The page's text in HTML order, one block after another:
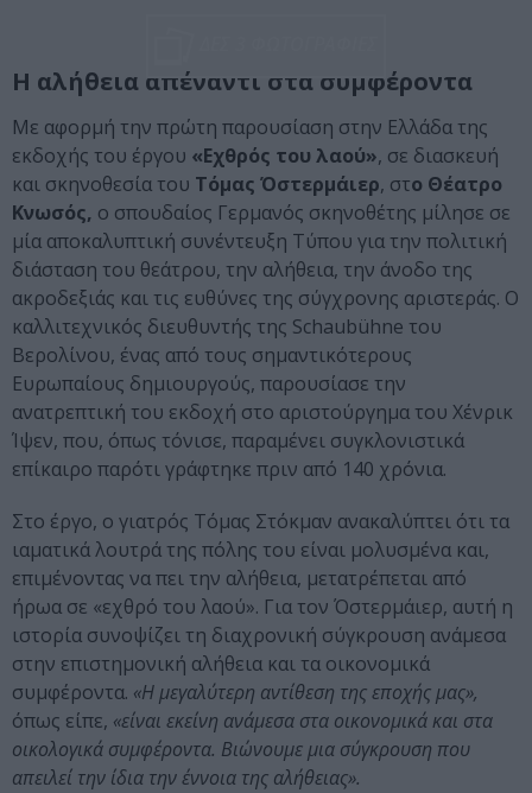
Η αλήθεια απέναντι στα συμφέροντα
Με αφορμή την πρώτη παρουσίαση στην Ελλάδα της
εκδοχής του έργου «Εχθρός του λαού», σε διασκευή
και σκηνοθεσία του Τόμας Όστερμάιερ, στο Θέατρο
Κνωσός, ο σπουδαίος Γερμανός σκηνοθέτης μίλησε σε
μία αποκαλυπτική συνέντευξη Τύπου για την πολιτική
διάσταση του θεάτρου, την αλήθεια, την άνοδο της
ακροδεξιάς και τις ευθύνες της σύγχρονης αριστεράς. Ο
καλλιτεχνικός διευθυντής της Schaubühne του
Βερολίνου, ένας από τους σημαντικότερους
Ευρωπαίους δημιουργούς, παρουσίασε την
ανατρεπτική του εκδοχή στο αριστούργημα του Χένρικ
Ίψεν, που, όπως τόνισε, παραμένει συγκλονιστικά
επίκαιρο παρότι γράφτηκε πριν από 140 χρόνια.
Στο έργο, ο γιατρός Τόμας Στόκμαν ανακαλύπτει ότι τα
ιαματικά λουτρά της πόλης του είναι μολυσμένα και,
επιμένοντας να πει την αλήθεια, μετατρέπεται από
ήρωα σε «εχθρό του λαού». Για τον Όστερμάιερ, αυτή η
ιστορία συνοψίζει τη διαχρονική σύγκρουση ανάμεσα
στην επιστημονική αλήθεια και τα οικονομικά
συμφέροντα. «Η μεγαλύτερη αντίθεση της εποχής μας»,
όπως είπε, «είναι εκείνη ανάμεσα στα οικονομικά και στα
οικολογικά συμφέροντα. Βιώνουμε μια σύγκρουση που
απειλεί την ίδια την έννοια της αλήθειας».